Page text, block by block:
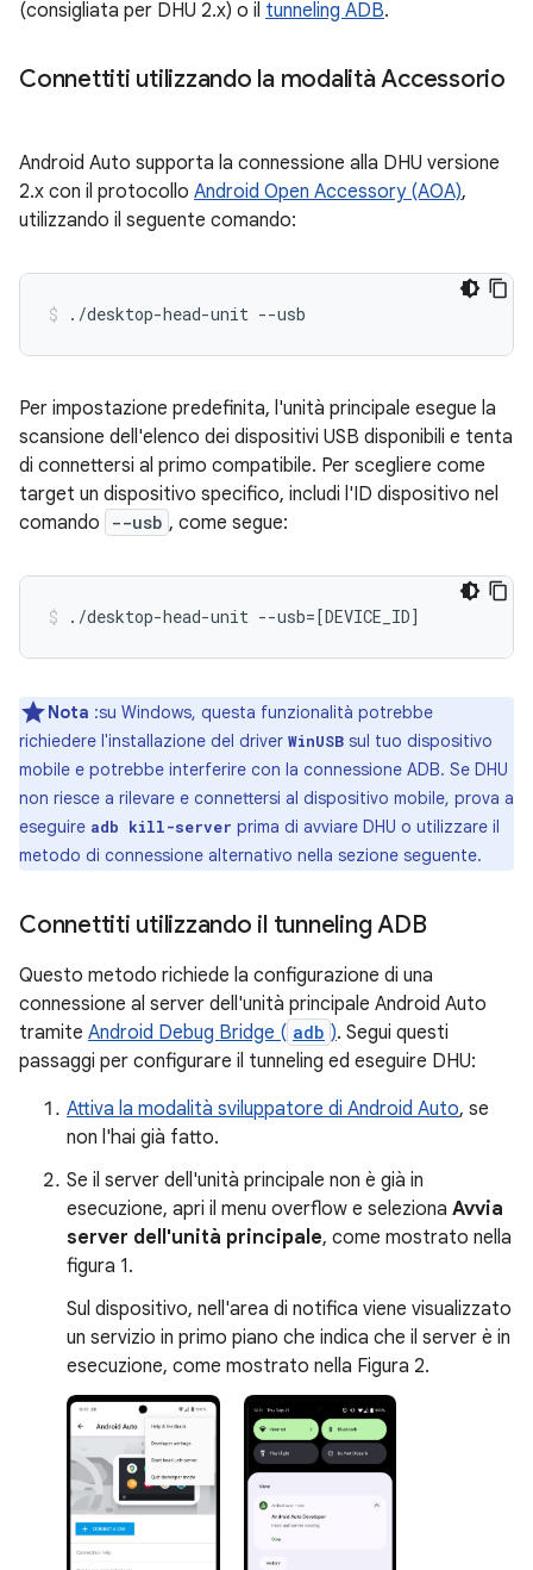
(consigliata per DHU 2.x) o il tunneling ADB.
Connettiti utilizzando la modalità Accessorio
Android Auto supporta la connessione alla DHU versione
2.x con il protocollo Android Open Accessory (AOA),
utilizzando il seguente comando:
./desktop-head-unit --usb
Per impostazione predefinita, l'unità principale esegue la
scansione dell'elenco dei dispositivi USB disponibili e tenta
di connettersi al primo compatibile. Per scegliere come
target un dispositivo specifico, includi l'ID dispositivo nel
comando
--usb , come segue:
./desktop-head-unit --usb=[DEVICE_ID]
Nota :su Windows, questa funzionalità potrebbe
richiedere l'installazione del driver WinUSB sul tuo dispositivo
mobile e potrebbe interferire con la connessione ADB. Se DHU
non riesce a rilevare e connettersi al dispositivo mobile, prova a
eseguire adb kill-server prima di avviare DHU o utilizzare il
metodo di connessione alternativo nella sezione seguente.
Connettiti utilizzando il tunneling ADB
Questo metodo richiede la configurazione di una
connessione al server dell'unità principale Android Auto
tramite Android Debug Bridge ( adb ). Segui questi
passaggi per configurare il tunneling ed eseguire DHU:
Attiva la modalità sviluppatore di Android Auto, se
non l'hai già fatto.
Se il server dell'unità principale non è già in
esecuzione, apri il menu overflow e seleziona Avvia
server dell'unità principale, come mostrato nella
figura 1.
Sul dispositivo, nell'area di notifica viene visualizzato
un servizio in primo piano che indica che il server è in
esecuzione, come mostrato nella Figura 2.